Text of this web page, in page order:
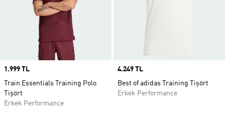
Price
1.999 TL
Train Essentials Training Polo
Tişört
Erkek Performance
Price
4.249 TL
Best of adidas Training Tişört
Erkek Performance